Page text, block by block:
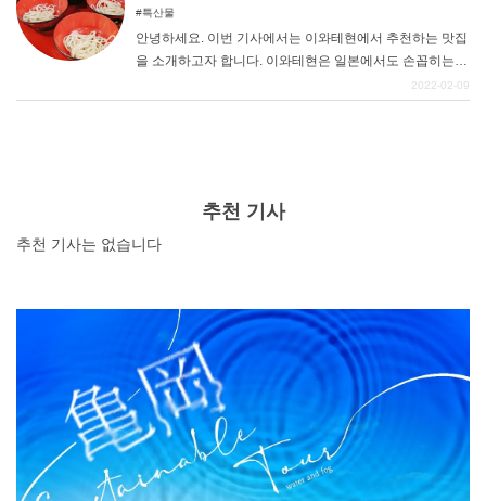
카테고리
회사개요
여행작가 모집
특산물
안녕하세요. 이번 기사에서는 이와테현에서 추천하는 맛집
을 소개하고자 합니다. 이와테현은 일본에서도 손꼽히는
원풍경이 남아있는 지역입니다. 풍요로운 자연과 전통적인
분은 이 기사를 참고하여 즐거운 이와테 관광을 즐기시기
바랍니다.
2022-02-09
추천 기사
추천 기사는 없습니다